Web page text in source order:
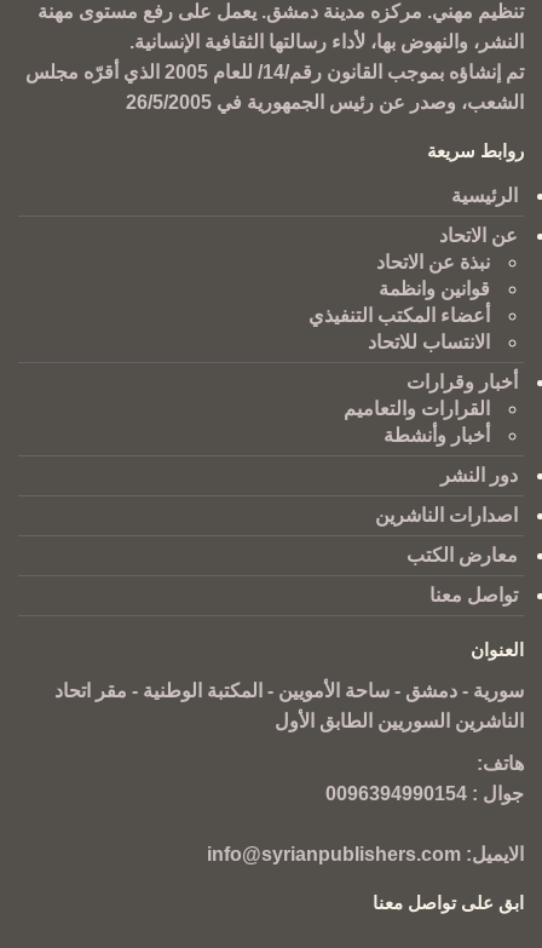
تنظيم مهني. مركزه مدينة دمشق. يعمل على رفع مستوى مهنة
النشر، والنهوض بها، لأداء رسالتها الثقافية الإنسانية.
تم إنشاؤه بموجب القانون رقم/14/ للعام 2005 الذي أقرّه مجلس
الشعب، وصدر عن رئيس الجمهورية في 26/5/2005
روابط سريعة
الرئيسية
عن الاتحاد
نبذة عن الاتحاد
قوانين وانظمة
أعضاء المكتب التنفيذي
الانتساب للاتحاد
أخبار وقرارات
القرارات والتعاميم
أخبار وأنشطة
دور النشر
اصدارات الناشرين
معارض الكتب
تواصل معنا
العنوان
سورية - دمشق - ساحة الأمويين - المكتبة الوطنية - مقر اتحاد
الناشرين السوريين الطابق الأول
هاتف:
جوال : 0096394990154
الايميل: info@syrianpublishers.com
ابق على تواصل معنا